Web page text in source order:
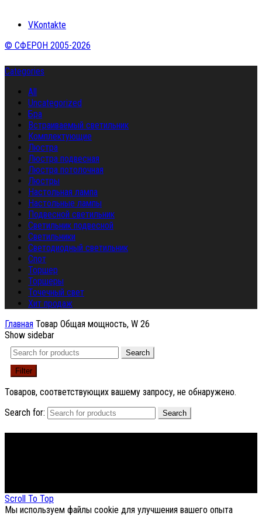
VKontakte
© СФЕРОН 2005-2026
Categories
All
Uncategorized
Бра
Встраиваемый светильник
Комплектующие
Люстра
Люстра подвесная
Люстра потолочная
Люстры
Настольная лампа
Настольные лампы
Подвесной светильник
Светильник подвесной
Светильники
Светодиодный светильник
Спот
Торшер
Торшеры
Точечный свет
Хит продаж
Главная Товар Общая мощность, W 26
Show sidebar
Search
Filter
Товаров, соответствующих вашему запросу, не обнаружено.
Search for:
Search
Scroll To Top
Мы используем файлы cookie для улучшения вашего опыта